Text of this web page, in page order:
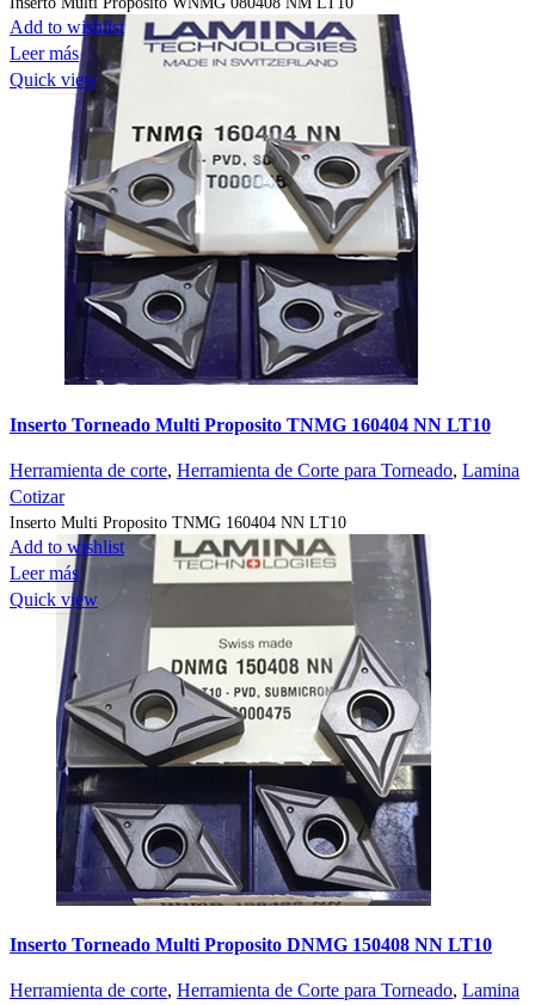
Add to wishlist
Leer más
Quick view
Inserto Torneado Multi Proposito TNMG 160404 NN LT10
Herramienta de corte, Herramienta de Corte para Torneado, Lamina
Cotizar
Inserto Multi Proposito TNMG 160404 NN LT10
Add to wishlist
Leer más
Quick view
Inserto Torneado Multi Proposito DNMG 150408 NN LT10
Herramienta de corte, Herramienta de Corte para Torneado, Lamina